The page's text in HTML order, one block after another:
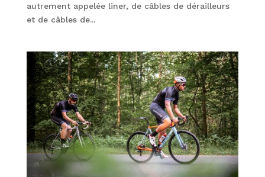
autrement appelée liner, de câbles de dérailleurs
et de câbles de...